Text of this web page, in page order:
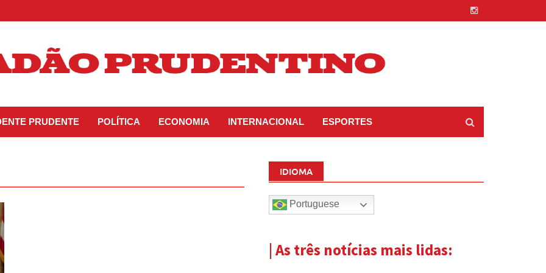
PRUDENTE POLÍTICA ECONOMIA INTERNACIONAL ESPORTES
IDIOMA
Portuguese
| As três notícias mais lidas: